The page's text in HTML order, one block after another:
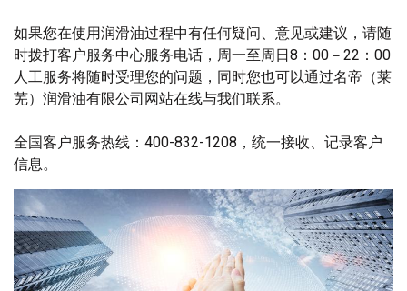
如果您在使用润滑油过程中有任何疑问、意见或建议，请随
时拨打客户服务中心服务电话，周一至周日8：00－22：00
人工服务将随时受理您的问题，同时您也可以通过名帝（莱
芜）润滑油有限公司网站在线与我们联系。
全国客户服务热线：400-832-1208，统一接收、记录客户
信息。